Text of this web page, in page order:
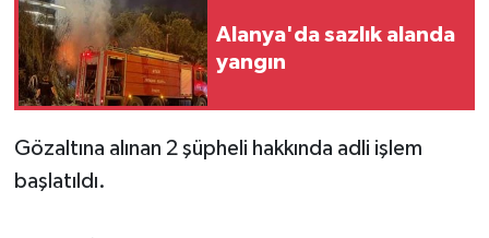
Alanya'da sazlık alanda
yangın
Gözaltına alınan 2 şüpheli hakkında adli işlem
başlatıldı.